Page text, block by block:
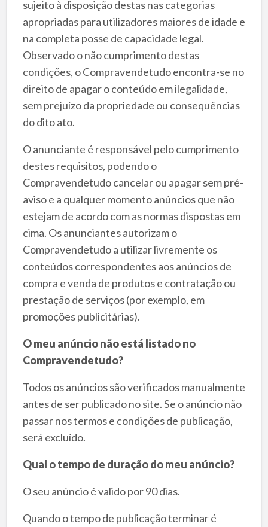
sujeito à disposição destas nas categorias
apropriadas para utilizadores maiores de idade e
na completa posse de capacidade legal.
Observado o não cumprimento destas
condições, o Compravendetudo encontra-se no
direito de apagar o conteúdo em ilegalidade,
sem prejuízo da propriedade ou consequências
do dito ato.
O anunciante é responsável pelo cumprimento
destes requisitos, podendo o
Compravendetudo cancelar ou apagar sem pré-
aviso e a qualquer momento anúncios que não
estejam de acordo com as normas dispostas em
cima. Os anunciantes autorizam o
Compravendetudo a utilizar livremente os
conteúdos correspondentes aos anúncios de
compra e venda de produtos e contratação ou
prestação de serviços (por exemplo, em
promoções publicitárias).
O meu anúncio não está listado no
Compravendetudo?
Todos os anúncios são verificados manualmente
antes de ser publicado no site. Se o anúncio não
passar nos termos e condições de publicação,
será excluído.
Qual o tempo de duração do meu anúncio?
O seu anúncio é valido por 90 dias.
Quando o tempo de publicação terminar é